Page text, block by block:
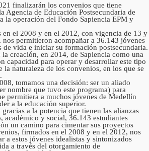
finalizarán los convenios que tiene
Agencia de Educación Postsecundaria de
la operación del Fondo Sapiencia EPM y
el 2008 y en el 2012, con vigencia de 13 y
nos permitieron acompañar a 36.143 jóvenes
de vida e iniciar su formación postsecundaria.
creación, en 2014, de Sapiencia como una
capacidad para operar y desarrollar este tipo
la naturaleza de los convenios, en los que se
tomamos una decisión: ser un aliado
nombre que tuvo este programa) para
permitiera a muchos jóvenes de Medellín
a la educación superior.
a la potencia que tienen las alianzas
académico y social, 36.143 estudiantes
un camino para cimentar sus proyectos
firmados en el 2008 y en el 2012, nos
a estos jóvenes idealistas y sintonizados
a través del otorgamiento de